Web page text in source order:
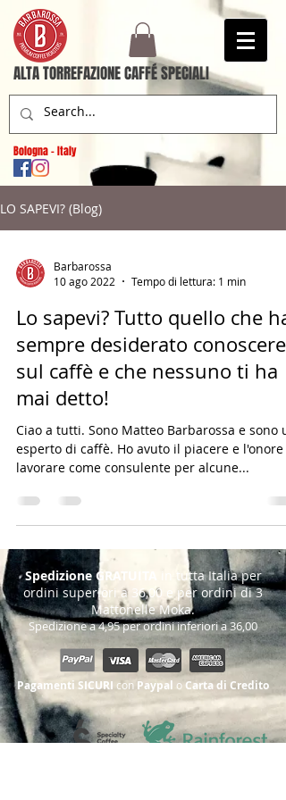
ALTA TORREFAZIONE CAFFÉ SPECIALI
Bologna - Italy
LO SAPEVI? (Blog)
Barbarossa
10 ago 2022
Tempo di lettura: 1 min
Lo sapevi? Tutto quello che hai
sempre desiderato conoscere
sul caffè e che nessuno ti ha
mai detto!
Ciao a tutti. Sono Matteo Barbarossa e sono
esperto di caffè. Ho avuto il piacere e l'onore
lavorare come consulente per alcune...
Spedizione GRATUITA
in tutta Italia per
ordini superiori a 36,00 e per ordini di 3
Mattonelle Moka.
Spedizione a 4,95 per ordini inferiori a 36,00
Pagamenti SICURI con Paypal oCarta di Credito